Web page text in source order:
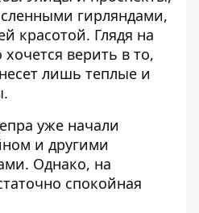
гирляндами,
красотой. Глядя на
верить в то,
лишь теплые и
уже начали
и другими
Однако, на
спокойная